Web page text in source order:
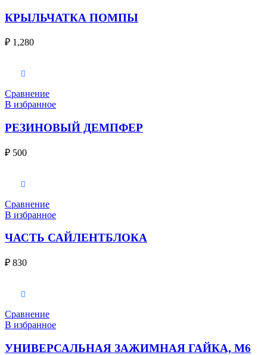
КРЫЛЬЧАТКА ПОМПЫ
₽ 1,280
Сравнение
В избранное
РЕЗИНОВЫЙ ДЕМПФЕР
₽ 500
Сравнение
В избранное
ЧАСТЬ САЙЛЕНТБЛОКА
₽ 830
Сравнение
В избранное
УНИВЕРСАЛЬНАЯ ЗАЖИМНАЯ ГАЙКА, M6